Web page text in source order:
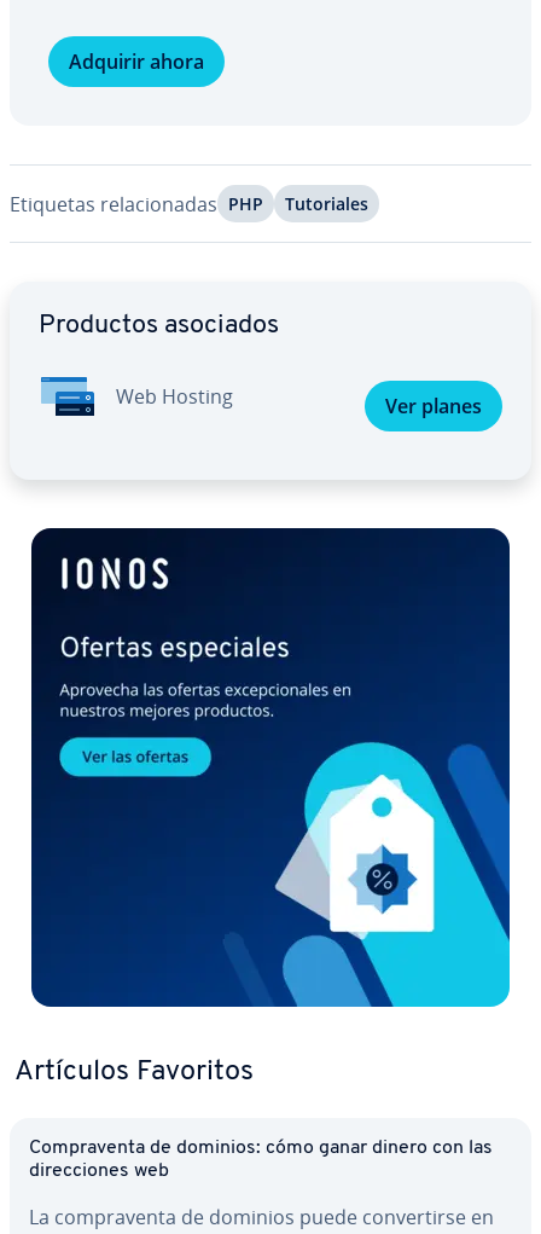
Adquirir ahora
Etiquetas re­la­cio­na­das PHP Tu­to­ria­les
Productos asociados
Web Hosting Ver planes
Artículos Favoritos
Co­m­pra­ve­n­ta de dominios: cómo ganar dinero con las
di­re­c­cio­nes web
La co­m­pra­ve­n­ta de dominios puede co­n­ve­r­ti­r­se en